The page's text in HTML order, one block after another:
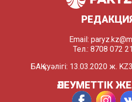
Email:
Тел.: 8708 072
БАҚ куәлігі: 13.03.2020 ж.
ӘЛЕУМЕТТІК